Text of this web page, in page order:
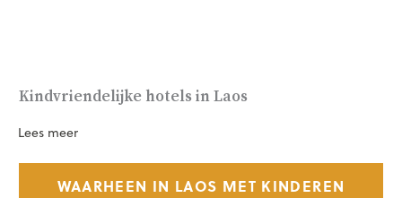
Kindvriendelijke hotels in Laos
Lees meer
WAARHEEN IN LAOS MET KINDEREN